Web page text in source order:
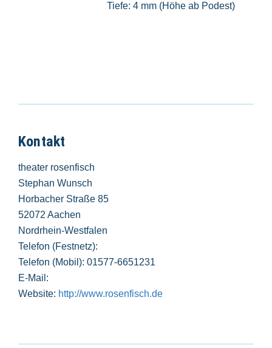
Tiefe: 4 mm (Höhe ab Podest)
Kontakt
theater rosenfisch
Stephan Wunsch
Horbacher Straße 85
52072 Aachen
Nordrhein-Westfalen
Telefon (Festnetz):
Telefon (Mobil): 01577-6651231
E-Mail:
Website: http://www.rosenfisch.de